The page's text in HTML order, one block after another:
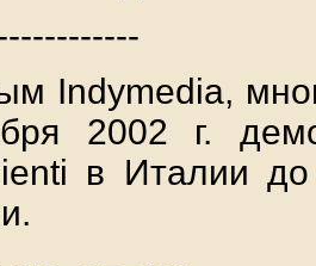
Indymedia,
2002 г.
в Италии